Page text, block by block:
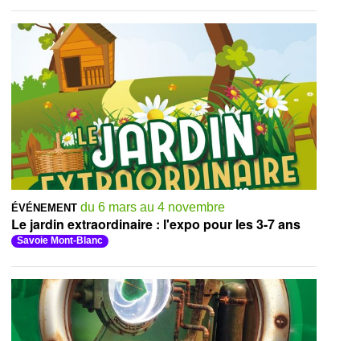
ÉVÉNEMENT du 6 mars au 4 novembre
Le jardin extraordinaire : l'expo pour les 3-7 ans
Savoie Mont-Blanc